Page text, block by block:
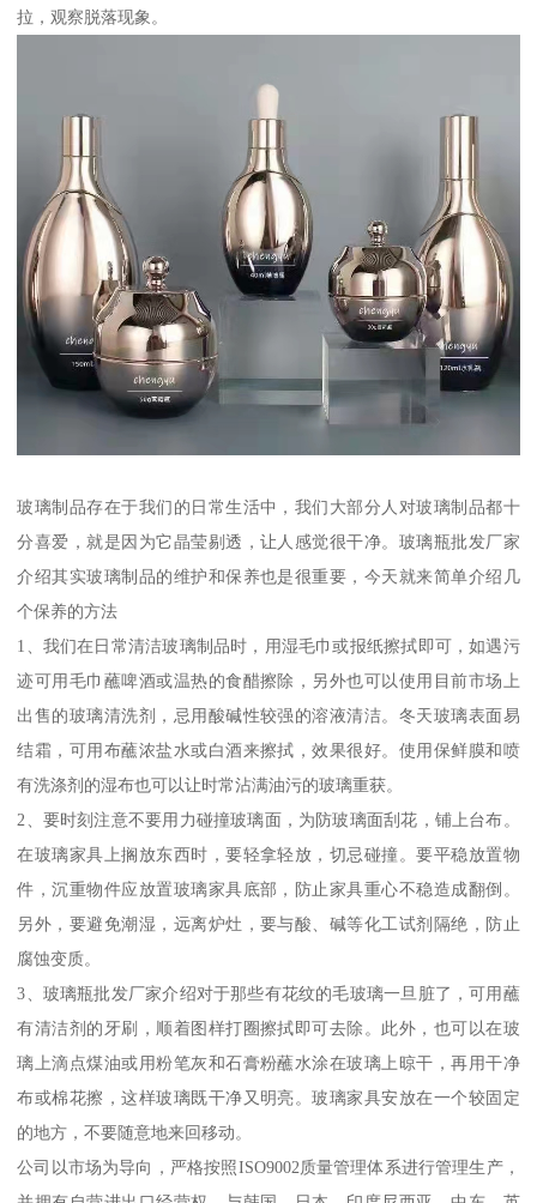
拉，观察脱落现象。
玻璃制品存在于我们的日常生活中，我们大部分人对玻璃制品都十
分喜爱，就是因为它晶莹剔透，让人感觉很干净。玻璃瓶批发厂家
介绍其实玻璃制品的维护和保养也是很重要，今天就来简单介绍几
个保养的方法
1、我们在日常清洁玻璃制品时，用湿毛巾或报纸擦拭即可，如遇污
迹可用毛巾蘸啤酒或温热的食醋擦除，另外也可以使用目前市场上
出售的玻璃清洗剂，忌用酸碱性较强的溶液清洁。冬天玻璃表面易
结霜，可用布蘸浓盐水或白酒来擦拭，效果很好。使用保鲜膜和喷
有洗涤剂的湿布也可以让时常沾满油污的玻璃重获。
2、要时刻注意不要用力碰撞玻璃面，为防玻璃面刮花，铺上台布。
在玻璃家具上搁放东西时，要轻拿轻放，切忌碰撞。要平稳放置物
件，沉重物件应放置玻璃家具底部，防止家具重心不稳造成翻倒。
另外，要避免潮湿，远离炉灶，要与酸、碱等化工试剂隔绝，防止
腐蚀变质。
3、玻璃瓶批发厂家介绍对于那些有花纹的毛玻璃一旦脏了，可用蘸
有清洁剂的牙刷，顺着图样打圈擦拭即可去除。此外，也可以在玻
璃上滴点煤油或用粉笔灰和石膏粉蘸水涂在玻璃上晾干，再用干净
布或棉花擦，这样玻璃既干净又明亮。玻璃家具安放在一个较固定
的地方，不要随意地来回移动。
公司以市场为导向，严格按照ISO9002质量管理体系进行管理生产，